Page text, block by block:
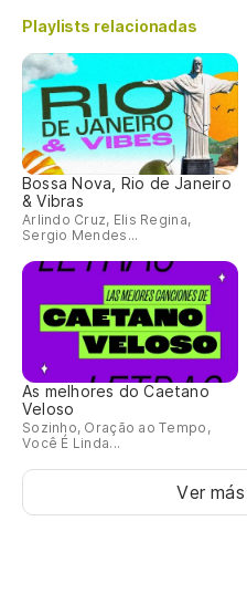
Playlists relacionadas
Bossa Nova, Rio de Janeiro
& Vibras
Arlindo Cruz, Elis Regina,
Sergio Mendes...
As melhores do Caetano
Veloso
Sozinho, Oração ao Tempo,
Você É Linda...
Ver